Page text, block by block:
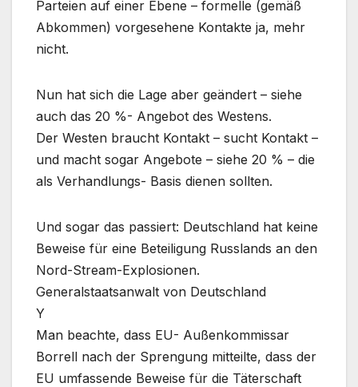
Parteien auf einer Ebene – formelle (gemäß
Abkommen) vorgesehene Kontakte ja, mehr
nicht.
Nun hat sich die Lage aber geändert – siehe
auch das 20 %- Angebot des Westens.
Der Westen braucht Kontakt – sucht Kontakt –
und macht sogar Angebote – siehe 20 % – die
als Verhandlungs- Basis dienen sollten.
Und sogar das passiert: Deutschland hat keine
Beweise für eine Beteiligung Russlands an den
Nord-Stream-Explosionen.
Generalstaatsanwalt von Deutschland
Y
Man beachte, dass EU- Außenkommissar
Borrell nach der Sprengung mitteilte, dass der
EU umfassende Beweise für die Täterschaft